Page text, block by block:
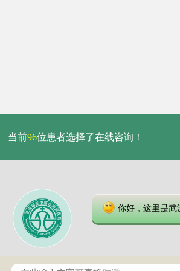
当前96位患者选择了在线咨询！
你好，这里是武